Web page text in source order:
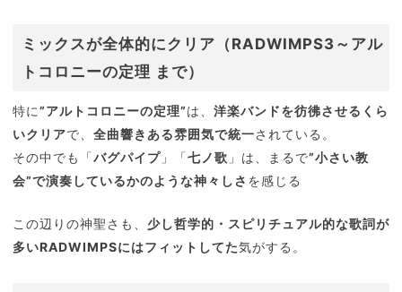
ミックスが全体的にクリア（RADWIMPS3～アル
トコロニーの定理 まで）
特に”アルトコロニーの定理”は、 洋楽バンドを彷彿させるくら
いクリアで、 全曲響きある雰囲気で統一されている。
その中でも「バグパイプ 」「七ノ歌 」は、まるで”小さい教
会”で演奏しているかのような神々しさ を感じる
この辺りの神聖さも、 少し哲学的・スピリチュアル的な歌詞が
多いRADWIMPSにはフィットしてた気がする。